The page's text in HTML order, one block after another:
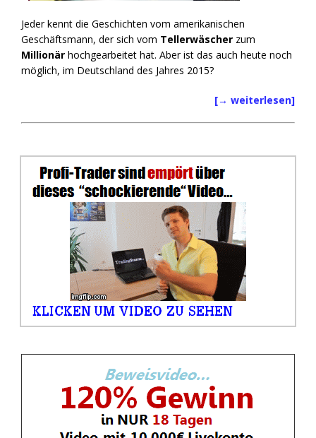
Jeder kennt die Geschichten vom amerikanischen
Geschäftsmann, der sich vom Tellerwäscher zum
Millionär hochgearbeitet hat. Aber ist das auch heute noch
möglich, im Deutschland des Jahres 2015?
[→ weiterlesen]